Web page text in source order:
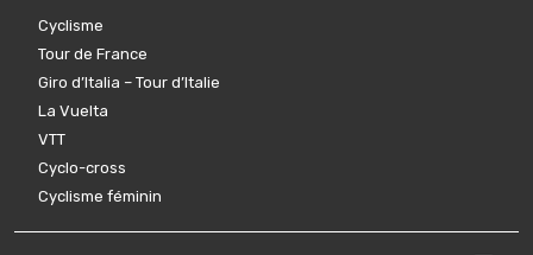
Cyclisme
Tour de France
Giro d’Italia – Tour d’Italie
La Vuelta
VTT
Cyclo-cross
Cyclisme féminin